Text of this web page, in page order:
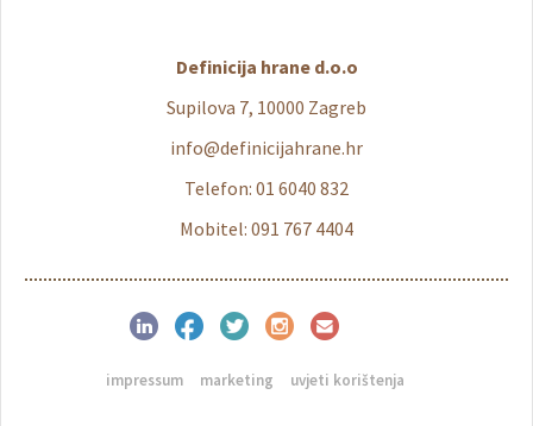
Definicija hrane d.o.o
Supilova 7, 10000 Zagreb
info@definicijahrane.hr
Telefon: 01 6040 832
Mobitel: 091 767 4404
impressum marketing uvjeti korištenja